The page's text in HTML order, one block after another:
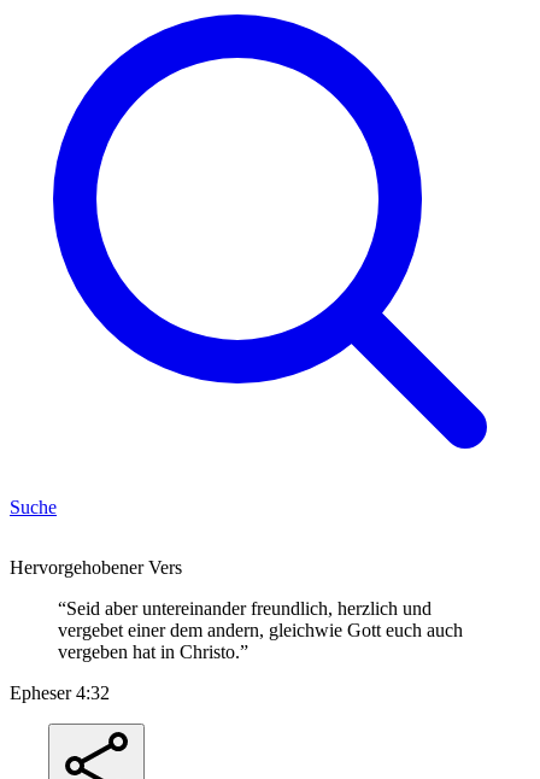
Suche
Hervorgehobener Vers
“Seid aber untereinander freundlich, herzlich und
vergebet einer dem andern, gleichwie Gott euch auch
vergeben hat in Christo.”
Epheser 4:32